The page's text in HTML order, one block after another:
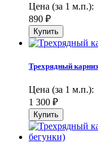
Цена (за 1 м.п.):
890 ₽
Трехрядный
Цена (за 1 м.п.):
1 300 ₽